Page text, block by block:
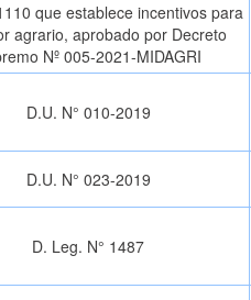
que establece incentivos para
agrario, aprobado por Decreto
Nº 005-2021-MIDAGRI
D.U. N° 010-2019
D.U. N° 023-2019
D. Leg. N° 1487